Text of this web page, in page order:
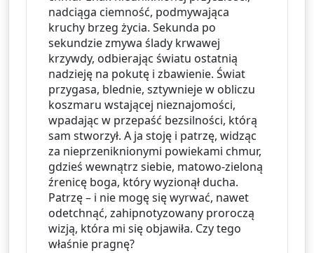
nadciąga ciemność, podmywająca
kruchy brzeg życia. Sekunda po
sekundzie zmywa ślady krwawej
krzywdy, odbierając światu ostatnią
nadzieję na pokutę i zbawienie. Świat
przygasa, blednie, sztywnieje w obliczu
koszmaru wstającej nieznajomości,
wpadając w przepaść bezsilności, którą
sam stworzył. A ja stoję i patrzę, widząc
za nieprzeniknionymi powiekami chmur,
gdzieś wewnątrz siebie, matowo-zieloną
źrenicę boga, który wyzionął ducha.
Patrzę – i nie mogę się wyrwać, nawet
odetchnąć, zahipnotyzowany proroczą
wizją, która mi się objawiła. Czy tego
właśnie pragnę?